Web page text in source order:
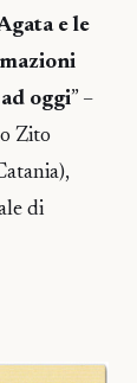
e le
oggi” –
Zito
di